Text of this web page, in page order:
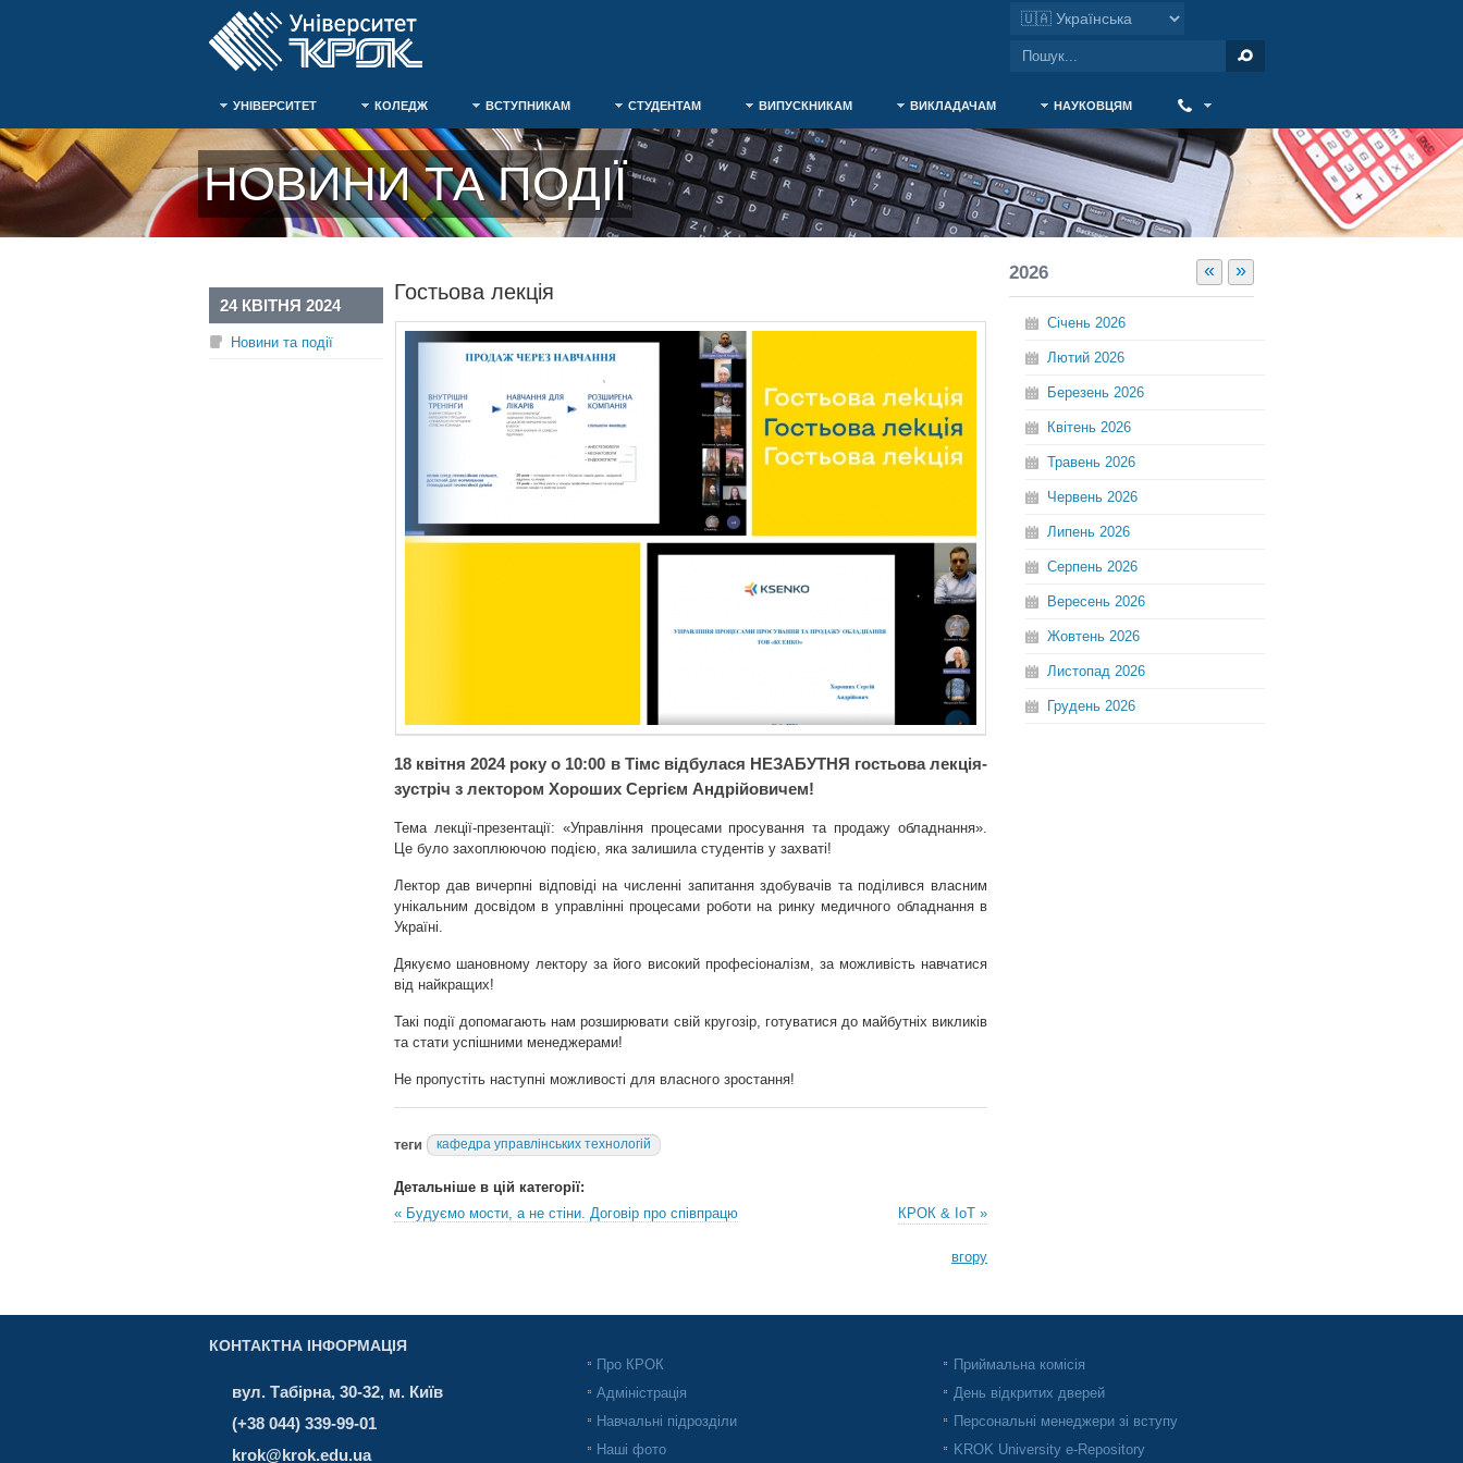
УНІВЕРСИТЕТ КОЛЕДЖ ВСТУПНИКАМ СТУДЕНТАМ ВИПУСКНИКАМ ВИКЛАДАЧАМ НАУКОВЦЯМ
НОВИНИ ТА ПОДІЇ
Гостьова лекція
24 КВІТНЯ 2024
Новини та події
18 квітня 2024 року о 10:00 в Тімс відбулася НЕЗАБУТНЯ гостьова лекція-
зустріч з лектором Хороших Сергієм Андрійовичем!
Тема лекції-презентації: «Управління процесами просування та продажу обладнання».
Це було захоплюючою подією, яка залишила студентів у захваті!
Лектор дав вичерпні відповіді на численні запитання здобувачів та поділився власним
унікальним досвідом в управлінні процесами роботи на ринку медичного обладнання в
Україні.
Дякуємо шановному лектору за його високий професіоналізм, за можливість навчатися
від найкращих!
Такі події допомагають нам розширювати свій кругозір, готуватися до майбутніх викликів
та стати успішними менеджерами!
Не пропустіть наступні можливості для власного зростання!
теги кафедра управлінських технологій
Детальніше в цій категорії:
« Будуємо мости, а не стіни. Договір про співпрацю
КРОК & IoT »
вгору
« »
2026
Січень 2026
Лютий 2026
Березень 2026
Квітень 2026
Травень 2026
Червень 2026
Липень 2026
Серпень 2026
Вересень 2026
Жовтень 2026
Листопад 2026
Грудень 2026
КОНТАКТНА ІНФОРМАЦІЯ
вул. Табірна, 30-32, м. Київ
(+38 044) 339-99-01
krok@krok.edu.ua
Про КРОК
Адміністрація
Навчальні підрозділи
Наші фото
Приймальна комісія
День відкритих дверей
Персональні менеджери зі вступу
KROK University e-Repository